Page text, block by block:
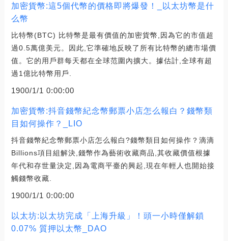
加密貨幣:這5個代幣的價格即將爆發！_以太坊幣是什
么幣
比特幣(BTC) 比特幣是最有價值的加密貨幣,因為它的市值超
過0.5萬億美元。因此,它準確地反映了所有比特幣的總市場價
值。它的用戶群每天都在全球范圍內擴大。據估計,全球有超
過1億比特幣用戶.
1900/1/1 0:00:00
加密貨幣:抖音錢幣紀念幣郵票小店怎么報白？錢幣類
目如何操作？_LIO
抖音錢幣紀念幣郵票小店怎么報白?錢幣類目如何操作？滴滴
Billions項目組解決,錢幣作為藝術收藏商品,其收藏價值根據
年代和存世量決定,因為電商平臺的興起,現在年輕人也開始接
觸錢幣收藏.
1900/1/1 0:00:00
以太坊:以太坊完成「上海升級」！頭一小時僅解鎖
0.07% 質押以太幣_DAO